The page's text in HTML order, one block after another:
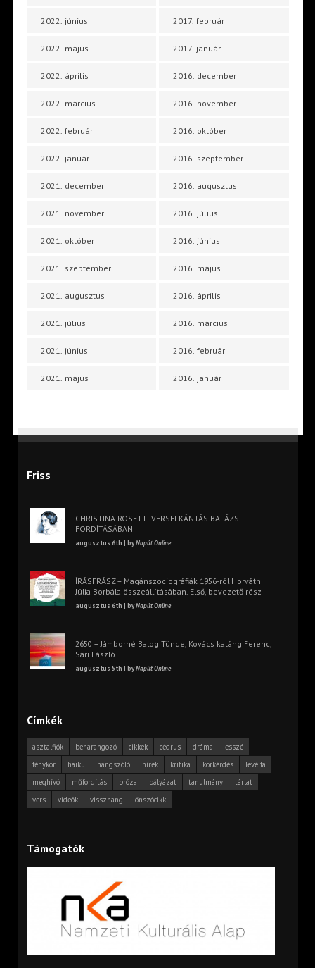
2022. június
2022. május
2022. április
2022. március
2022. február
2022. január
2021. december
2021. november
2021. október
2021. szeptember
2021. augusztus
2021. július
2021. június
2021. május
2017. február
2017. január
2016. december
2016. november
2016. október
2016. szeptember
2016. augusztus
2016. július
2016. június
2016. május
2016. április
2016. március
2016. február
2016. január
Friss
CHRISTINA ROSETTI VERSEI KÁNTÁS BALÁZS
FORDÍTÁSÁBAN
augusztus 6th | byNapút Online
ÍRÁSFRÁSZ – Magánszociográfiák 1956-ról Horváth
Júlia Borbála összeállításában. Első, bevezető rész
augusztus 6th | byNapút Online
2650 – Jámborné Balog Tünde, Kovács katáng Ferenc,
Sári László
augusztus 5th | byNapút Online
Címkék
asztalfiók beharangozó cikkek cédrus dráma
esszé
fénykör
haiku hangszóló hírek kritika körkérdés
levélfa
meghívó
műfordítás próza pályázat tanulmány
tárlat
vers
videók visszhang önszócikk
Támogatók